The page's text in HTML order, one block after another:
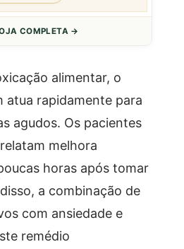
COMPLETA →
alimentar, o
atua rapidamente para
agudos. Os pacientes
melhora
horas após tomar
a combinação de
com ansiedade e
remédio